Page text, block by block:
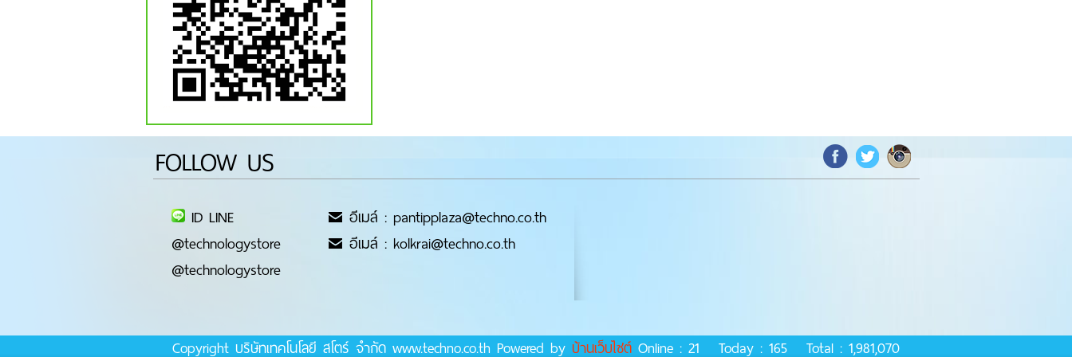
FOLLOW US
ID LINE
@technologystore
@technologystore
อีเมล์ : pantipplaza@techno.co.th
อีเมล์ : kolkrai@techno.co.th
Copyright บริษัทเทคโนโลยี สโตร์ จำกัด www.techno.co.th Powered by บ้านเว็บไซต์ Online : 21 Today : 165 Total : 1,981,070